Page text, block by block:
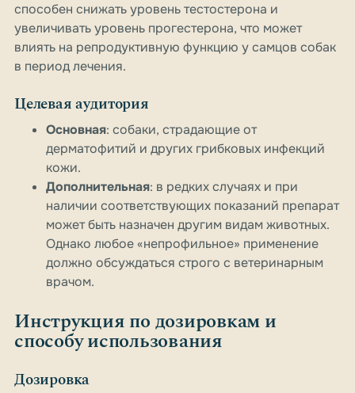
способен снижать уровень тестостерона и
увеличивать уровень прогестерона, что может
влиять на репродуктивную функцию у самцов собак
в период лечения.
Целевая аудитория
Основная: собаки, страдающие от
дерматофитий и других грибковых инфекций
кожи.
Дополнительная: в редких случаях и при
наличии соответствующих показаний препарат
может быть назначен другим видам животных.
Однако любое «непрофильное» применение
должно обсуждаться строго с ветеринарным
врачом.
Инструкция по дозировкам и
способу использования
Дозировка